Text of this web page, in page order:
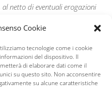
Cookie
tecnologie come i cookie
del dispositivo. Il
di elaborare dati come il
su questo sito. Non acconsentire
su alcune caratteristiche
al netto di eventuali erogazioni
cui l’imponibile, sempre al
mensilità, ecceda
di euro 2.692.